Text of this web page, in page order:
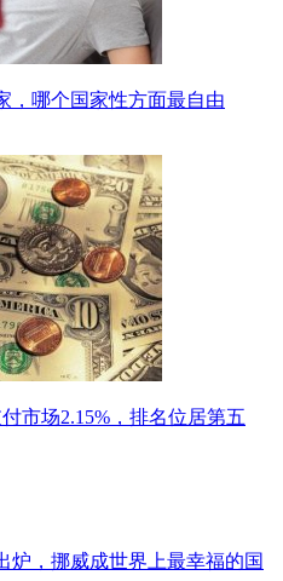
，哪个国家性方面最自由
市场2.15%，排名位居第五
炉，挪威成世界上最幸福的国